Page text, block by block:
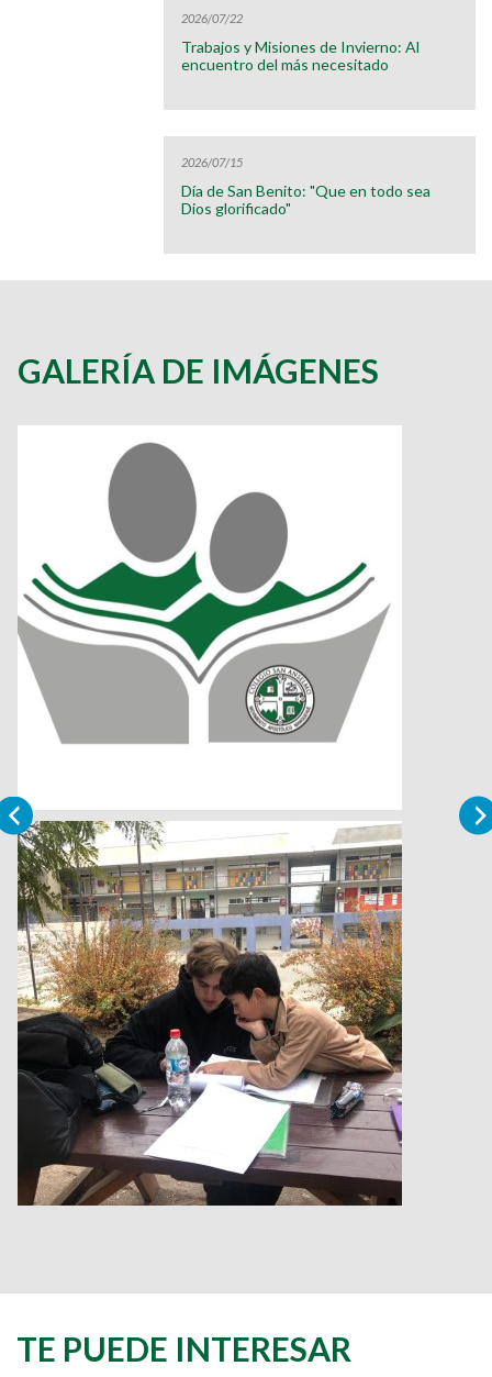
2026/07/22
Trabajos y Misiones de Invierno: Al
encuentro del más necesitado
2026/07/15
Día de San Benito: "Que en todo sea
Dios glorificado"
GALERÍA DE IMÁGENES
TE PUEDE INTERESAR